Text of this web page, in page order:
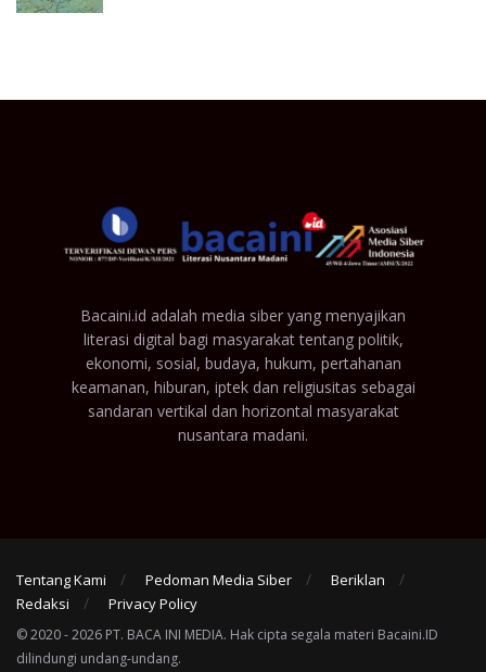
Bacaini.id adalah media siber yang menyajikan
literasi digital bagi masyarakat tentang politik,
ekonomi, sosial, budaya, hukum, pertahanan
keamanan, hiburan, iptek dan religiusitas sebagai
sandaran vertikal dan horizontal masyarakat
nusantara madani.
Tentang Kami Pedoman Media Siber
Beriklan
Redaksi
Privacy Policy
© 2020 - 2026 PT. BACA INI MEDIA. Hak cipta segala materi Bacaini.ID
dilindungi undang-undang.